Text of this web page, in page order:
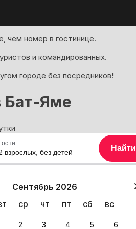
чем номер в гостинице.
и командированных.
городе без посредников!
Бат-Яме
Сентябрь 2026
ср чт пт сб вс
2 3 4 5 6
Гости
взрослых, без детей Найти